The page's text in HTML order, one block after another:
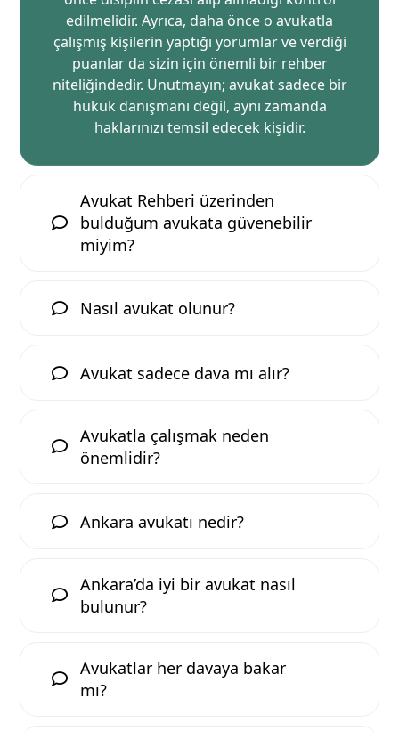
edilmelidir. Ayrıca, daha önce o avukatla
çalışmış kişilerin yaptığı yorumlar ve verdiği
puanlar da sizin için önemli bir rehber
niteliğindedir. Unutmayın; avukat sadece bir
hukuk danışmanı değil, aynı zamanda
haklarınızı temsil edecek kişidir.
Avukat Rehberi üzerinden
bulduğum avukata güvenebilir
miyim?
Nasıl avukat olunur?
Avukat sadece dava mı alır?
Avukatla çalışmak neden
önemlidir?
Ankara avukatı nedir?
Ankara’da iyi bir avukat nasıl
bulunur?
Avukatlar her davaya bakar
mı?